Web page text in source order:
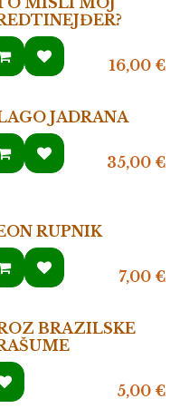
16,00€
JADRANA
35,00€
RUPNIK
7,00€
BRAZILSKE
5,00€